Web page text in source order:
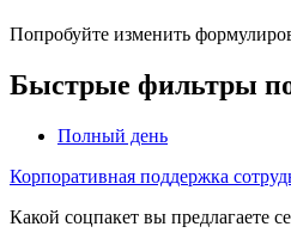
Попробуйте изменить
Быстрые фильтры
Полный день
Корпоративная поддержка
Какой соцпакет вы предлагаете